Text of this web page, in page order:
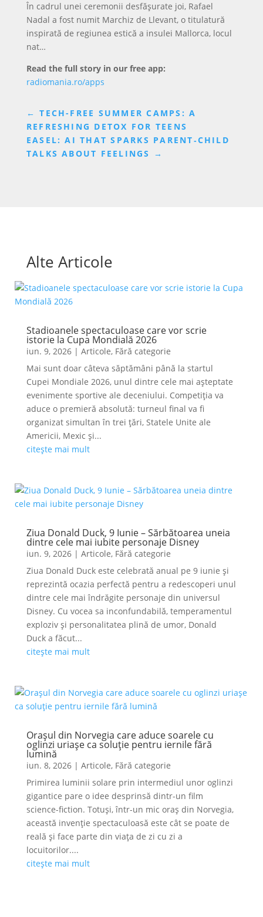
În cadrul unei ceremonii desfășurate joi, Rafael
Nadal a fost numit Marchiz de Llevant, o titulatură
inspirată de regiunea estică a insulei Mallorca, locul
nat…
Read the full story in our free app:
radiomania.ro/apps
←TECH-FREE SUMMER CAMPS: A
REFRESHING DETOX FOR TEENS
EASEL: AI THAT SPARKS PARENT‑CHILD
TALKS ABOUT FEELINGS
→
Alte Articole
Stadioanele spectaculoase care vor scrie
istorie la Cupa Mondială 2026
iun. 9, 2026| Articole, Fără categorie
Mai sunt doar câteva săptămâni până la startul
Cupei Mondiale 2026, unul dintre cele mai așteptate
evenimente sportive ale deceniului. Competiția va
aduce o premieră absolută: turneul final va fi
organizat simultan în trei țări, Statele Unite ale
Americii, Mexic și...
citește mai mult
Ziua Donald Duck, 9 Iunie – Sărbătoarea uneia
dintre cele mai iubite personaje Disney
iun. 9, 2026| Articole, Fără categorie
Ziua Donald Duck este celebrată anual pe 9 iunie și
reprezintă ocazia perfectă pentru a redescoperi unul
dintre cele mai îndrăgite personaje din universul
Disney. Cu vocea sa inconfundabilă, temperamentul
exploziv și personalitatea plină de umor, Donald
Duck a făcut...
citește mai mult
Orașul din Norvegia care aduce soarele cu
oglinzi uriașe ca soluție pentru iernile fără
lumină
iun. 8, 2026| Articole, Fără categorie
Primirea luminii solare prin intermediul unor oglinzi
gigantice pare o idee desprinsă dintr-un film
science-fiction. Totuși, într-un mic oraș din Norvegia,
această invenție spectaculoasă este cât se poate de
reală și face parte din viața de zi cu zi a
locuitorilor....
citește mai mult